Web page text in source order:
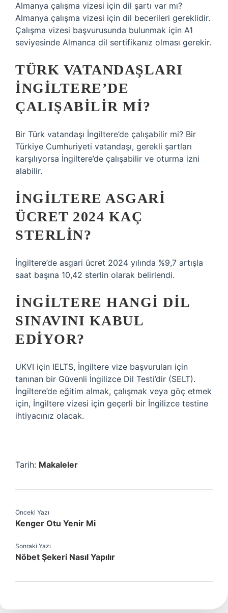
Almanya çalışma vizesi için dil şartı var mı?
Almanya çalışma vizesi için dil becerileri gereklidir.
Çalışma vizesi başvurusunda bulunmak için A1
seviyesinde Almanca dil sertifikanız olması gerekir.
TÜRK VATANDAŞLARI
İNGILTERE’DE
ÇALIŞABILIR MI?
Bir Türk vatandaşı İngiltere’de çalışabilir mi? Bir
Türkiye Cumhuriyeti vatandaşı, gerekli şartları
karşılıyorsa İngiltere’de çalışabilir ve oturma izni
alabilir.
İNGILTERE ASGARI
ÜCRET 2024 KAÇ
STERLIN?
İngiltere’de asgari ücret 2024 yılında %9,7 artışla
saat başına 10,42 sterlin olarak belirlendi.
İNGILTERE HANGI DIL
SINAVINI KABUL
EDIYOR?
UKVI için IELTS, İngiltere vize başvuruları için
tanınan bir Güvenli İngilizce Dil Testi’dir (SELT).
İngiltere’de eğitim almak, çalışmak veya göç etmek
için, İngiltere vizesi için geçerli bir İngilizce testine
ihtiyacınız olacak.
Tarih: Makaleler
Önceki Yazı
Kenger Otu Yenir Mi
Sonraki Yazı
Nöbet Şekeri Nasıl Yapılır